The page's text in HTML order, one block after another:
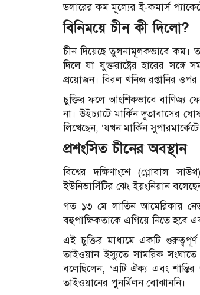
ডলারের কম মূল্যের ই-কমার্স
বিনিময়ে চীন কী দিলো?
চীন দিয়েছে তুলনামূলকভাবে কম।
দিলে যা যুক্তরাষ্ট্রের হারের
প্রয়োজন। বিরল খনিজ রপ্তানির ওপর
চুক্তির ফলে আংশিকভাবে বাণিজ্য
না। উইচ্যাটে মার্কিন দূতাবাসের
লিখেছেন, ‘যখন মার্কিন
প্রশংসিত চীনের অবস্থান
বিশ্বের দক্ষিণাংশে (গ্লোবাল
ইউনিভার্সিটির ঝেং ইয়ংনিয়ান
গত ১৩ মে লাতিন আমেরিকার
বহুপাক্ষিকতাকে এগিয়ে নিতে হবে
এই চুক্তির মাধ্যমে একটি গুরুত্বপূর্ণ
তাইওয়ান ইস্যুতে সামরিক
বলেছিলেন, ‘এটি ঐক্য এবং
তাইওয়ানের পুনর্মিলন বোঝাননি।